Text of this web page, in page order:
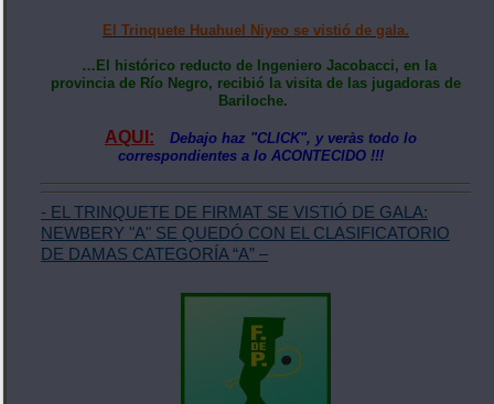
El Trinquete Huahuel Niyeo se vistió de gala.
…El histórico reducto de Ingeniero Jacobacci, en la
provincia de Río Negro, recibió la visita de las jugadoras de
Bariloche.
AQUI:
Debajo haz "CLICK", y veràs todo lo
correspondientes a lo ACONTECIDO !!!
- EL TRINQUETE DE FIRMAT SE VISTIÓ DE GALA:
NEWBERY "A" SE QUEDÓ CON EL CLASIFICATORIO
DE DAMAS CATEGORÍA “A” –